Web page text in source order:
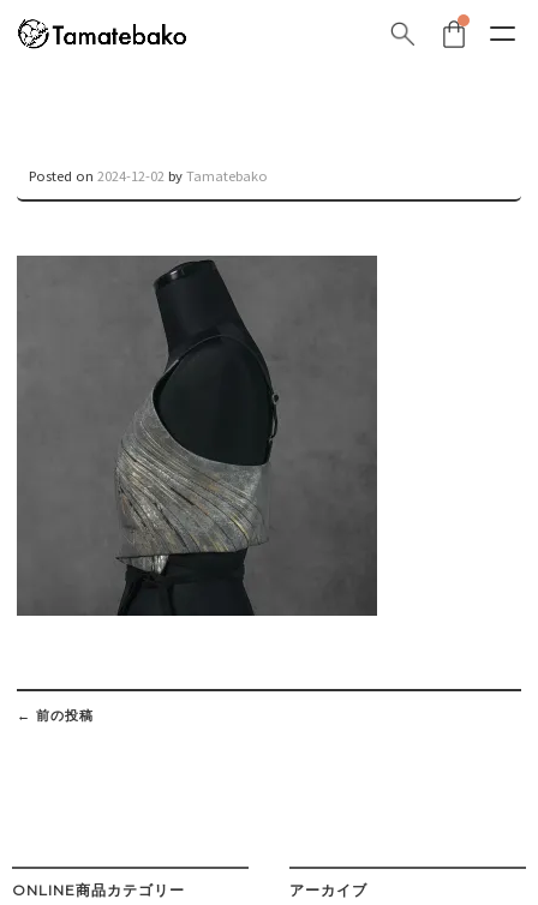
Posted on 2024-12-02 byTamatebako
Post
navigation
← 前の投稿
ONLINE商品カテゴリー アーカイブ